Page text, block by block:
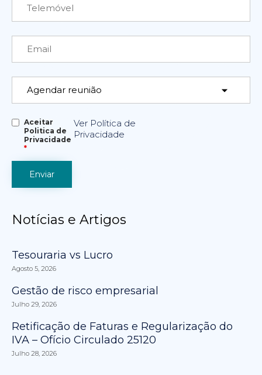
Aceitar
Politica de
Privacidade
*
Ver Política de
Privacidade
Notícias e Artigos
Tesouraria vs Lucro
Agosto 5, 2026
Gestão de risco empresarial
Julho 29, 2026
Retificação de Faturas e Regularização do
IVA – Ofício Circulado 25120
Julho 28, 2026